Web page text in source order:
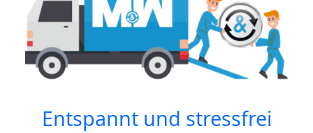
Entspannt und stressfrei